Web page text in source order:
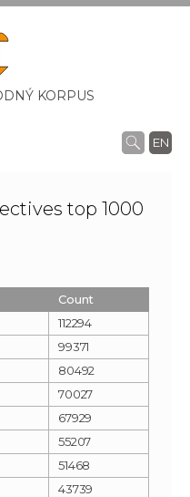
KORPUS
EN
top 1000
Count
112294
99371
80492
70027
67929
55207
51468
43739